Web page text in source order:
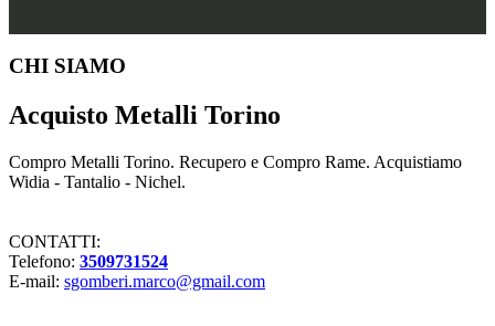
Footer
CHI SIAMO
Acquisto Metalli Torino
Compro Metalli Torino. Recupero e Compro Rame. Acquistiamo
Widia - Tantalio - Nichel.
CONTATTI:
Telefono: 3509731524
E-mail: sgomberi.marco@gmail.com